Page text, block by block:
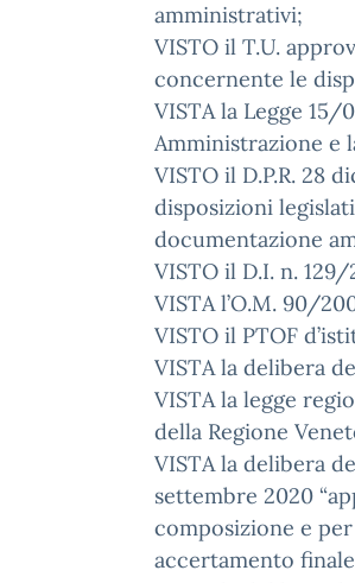
amministrativi;
VISTO il T.U.
concernente le
VISTA la Legge 15/
Amministrazione e
VISTO il D.P.R. 28
disposizioni
documentazione
VISTO il D.I. n. 129/
VISTA l’O.M. 90/
VISTO il PTOF
VISTA la delibera
VISTA la legge
della Regione
VISTA la delibera
settembre 2020
composizione e
accertamento